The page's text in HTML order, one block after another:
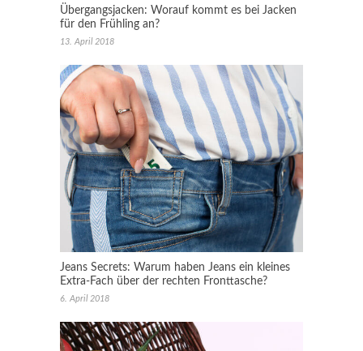
Übergangsjacken: Worauf kommt es bei Jacken
für den Frühling an?
13. April 2018
Jeans Secrets: Warum haben Jeans ein kleines
Extra-Fach über der rechten Fronttasche?
6. April 2018